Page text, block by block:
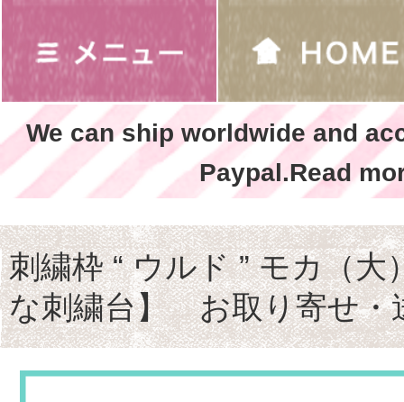
We can ship worldwide and
Paypal.Read
刺繍枠 “ ウルド ” モカ（大
な刺繍台】 お取り寄せ・